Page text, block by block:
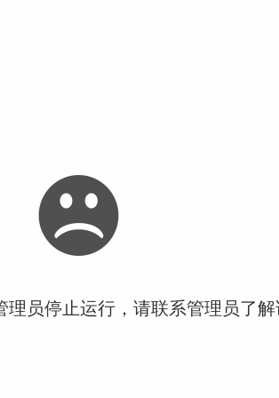
理员停止运行，请联系管理员了